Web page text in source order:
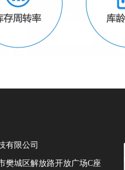
有限公司
樊城区解放路开放广场C座